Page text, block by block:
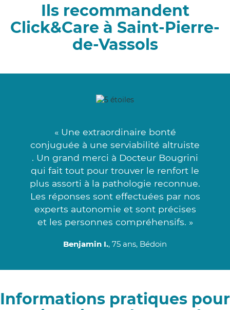
Ils recommandent
Click&Care à Saint-Pierre-
de-Vassols
« Une extraordinaire bonté
conjuguée à une serviabilité altruiste
. Un grand merci à Docteur Bougrini
qui fait tout pour trouver le renfort le
plus assorti à la pathologie reconnue.
Les réponses sont effectuées par nos
experts autonomie et sont précises
et les personnes compréhensifs. »
Benjamin I., 75 ans, Bédoin
Informations pratiques pour